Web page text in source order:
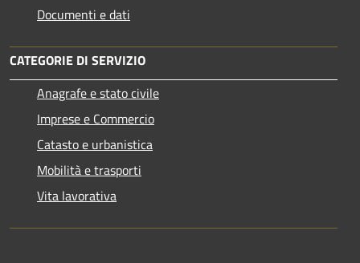
Documenti e dati
CATEGORIE DI SERVIZIO
Anagrafe e stato civile
Imprese e Commercio
Catasto e urbanistica
Mobilità e trasporti
Vita lavorativa